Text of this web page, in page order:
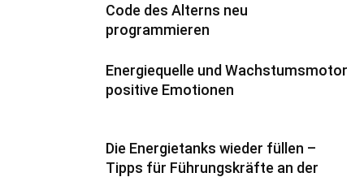
Code des Alterns neu
programmieren
Energiequelle und Wachstumsmotor
positive Emotionen
Die Energietanks wieder füllen –
Tipps für Führungskräfte an der